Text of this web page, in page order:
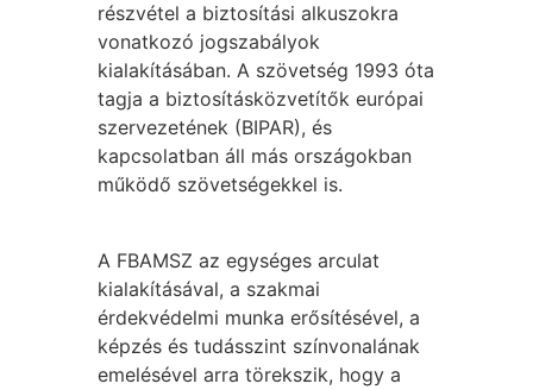
részvétel a biztosítási alkuszokra
vonatkozó jogszabályok
kialakításában. A szövetség 1993 óta
tagja a biztosításközvetítők európai
szervezetének (BIPAR), és
kapcsolatban áll más országokban
működő szövetségekkel is.
A FBAMSZ az egységes arculat
kialakításával, a szakmai
érdekvédelmi munka erősítésével, a
képzés és tudásszint színvonalának
emelésével arra törekszik, hogy a